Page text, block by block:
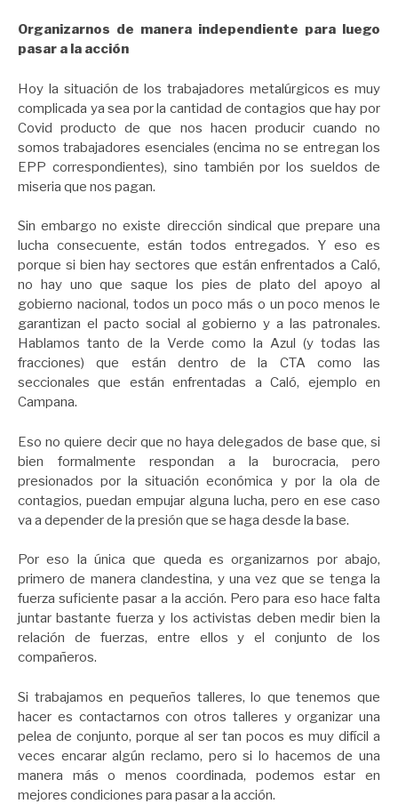
Organizarnos de manera independiente para luego
pasar a la acción
Hoy la situación de los trabajadores metalúrgicos es muy
complicada ya sea por la cantidad de contagios que hay por
Covid producto de que nos hacen producir cuando no
somos trabajadores esenciales (encima no se entregan los
EPP correspondientes), sino también por los sueldos de
miseria que nos pagan.
Sin embargo no existe dirección sindical que prepare una
lucha consecuente, están todos entregados. Y eso es
porque si bien hay sectores que están enfrentados a Caló,
no hay uno que saque los pies de plato del apoyo al
gobierno nacional, todos un poco más o un poco menos le
garantizan el pacto social al gobierno y a las patronales.
Hablamos tanto de la Verde como la Azul (y todas las
fracciones) que están dentro de la CTA como las
seccionales que están enfrentadas a Caló, ejemplo en
Campana.
Eso no quiere decir que no haya delegados de base que, si
bien formalmente respondan a la burocracia, pero
presionados por la situación económica y por la ola de
contagios, puedan empujar alguna lucha, pero en ese caso
va a depender de la presión que se haga desde la base.
Por eso la única que queda es organizarnos por abajo,
primero de manera clandestina, y una vez que se tenga la
fuerza suficiente pasar a la acción. Pero para eso hace falta
juntar bastante fuerza y los activistas deben medir bien la
relación de fuerzas, entre ellos y el conjunto de los
compañeros.
Si trabajamos en pequeños talleres, lo que tenemos que
hacer es contactarnos con otros talleres y organizar una
pelea de conjunto, porque al ser tan pocos es muy difícil a
veces encarar algún reclamo, pero si lo hacemos de una
manera más o menos coordinada, podemos estar en
mejores condiciones para pasar a la acción.